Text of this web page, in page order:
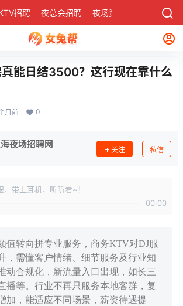
招聘 夜总会招聘 夜场资讯 社区
能日结3500？这行现在靠什么
月前 0
夜场招聘网 关注 私信
，带上耳机，听听看~！
00:00
值转向拼专业服务，商务KTV对DJ服
，需懂客户情绪、细节服务及行业知
动合规化，新流量入口出现，如长三
播等。行业不再只服务本地客群，复
加，能适应不同场景，薪资待遇提